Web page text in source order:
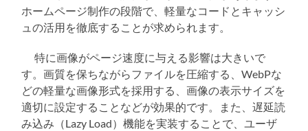
ホームページ制作の段階で、軽量なコードとキャッシ
ュの活用を徹底することが求められます。
特に画像がページ速度に与える影響は大きいで
す。画質を保ちながらファイルを圧縮する、WebPな
どの軽量な画像形式を採用する、画像の表示サイズを
適切に設定することなどが効果的です。また、遅延読
み込み（Lazy Load）機能を実装することで、ユーザ